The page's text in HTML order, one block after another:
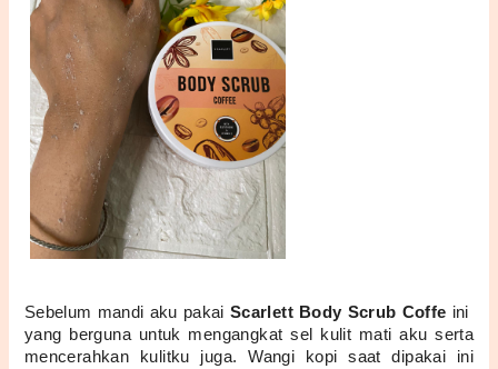
Sebelum mandi aku pakai Scarlett Body Scrub Coffe ini
yang berguna untuk mengangkat sel kulit mati aku serta
mencerahkan kulitku juga. Wangi kopi saat dipakai ini